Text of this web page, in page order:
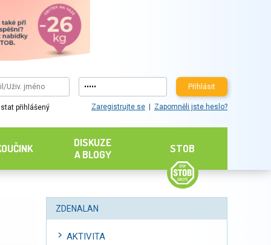
Přihlásit
přihlášený Zaregistrujte se Zapomněli jste heslo?
DISKUZE
A BLOGY
STOB
ZDENALAN
AKTIVITA